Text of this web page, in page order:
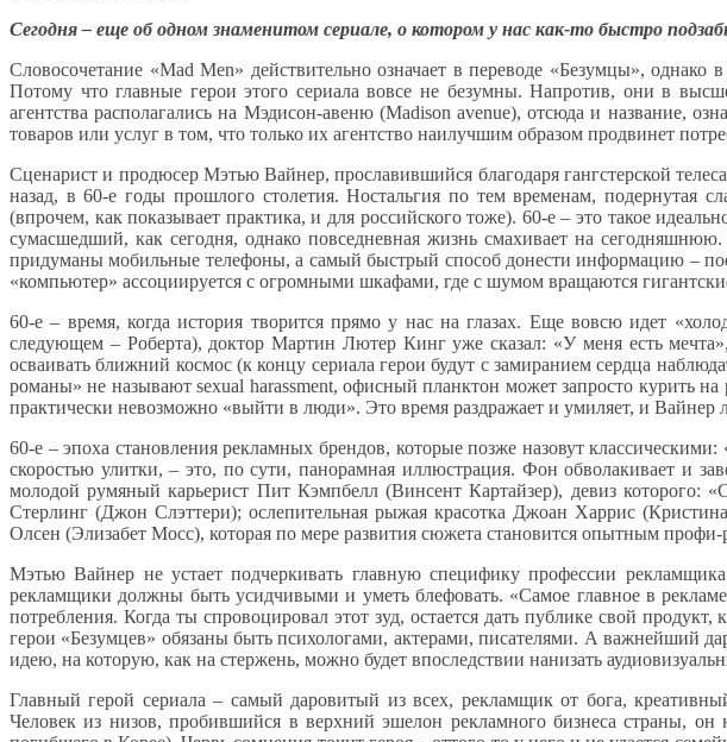
Сегодня – еще об одном знаменитом сериале, о котором у нас как-то быстро
Словосочетание «Mad Men» действительно означает в переводе «Безумцы»,
Потому что главные герои этого сериала вовсе не безумны. Напротив, они в
агентства располагались на Мэдисон-авеню (Madison avenue), отсюда и название,
товаров или услуг в том, что только их агентство наилучшим образом продвинет
Сценарист и продюсер Мэтью Вайнер, прославившийся благодаря гангстерской
назад, в 60-е годы прошлого столетия. Ностальгия по тем временам, подернутая
(впрочем, как показывает практика, и для российского тоже). 60-е – это такое
сумасшедший, как сегодня, однако повседневная жизнь смахивает на
придуманы мобильные телефоны, а самый быстрый способ донести информацию –
«компьютер» ассоциируется с огромными шкафами, где с шумом вращаются
60-е – время, когда история творится прямо у нас на глазах. Еще вовсю идет
следующем – Роберта), доктор Мартин Лютер Кинг уже сказал: «У меня есть
осваивать ближний космос (к концу сериала герои будут с замиранием сердца
романы» не называют sexual harassment, офисный планктон может запросто курить
практически невозможно «выйти в люди». Это время раздражает и умиляет, и Вайнер
60-е – эпоха становления рекламных брендов, которые позже назовут
скоростью улитки, – это, по сути, панорамная иллюстрация. Фон обволакивает и
молодой румяный карьерист Пит Кэмпбелл (Винсент Картайзер), девиз которого:
Стерлинг (Джон Слэттери); ослепительная рыжая красотка Джоан Харрис (Кристина
Олсен (Элизабет Мосс), которая по мере развития сюжета становится опытным
Мэтью Вайнер не устает подчеркивать главную специфику профессии
рекламщики должны быть усидчивыми и уметь блефовать. «Самое главное в
потребления. Когда ты спровоцировал этот зуд, остается дать публике свой
герои «Безумцев» обязаны быть психологами, актерами, писателями. А важнейший
идею, на которую, как на стержень, можно будет впоследствии нанизать
Главный герой сериала – самый даровитый из всех, рекламщик от бога,
Человек из низов, пробившийся в верхний эшелон рекламного бизнеса страны,